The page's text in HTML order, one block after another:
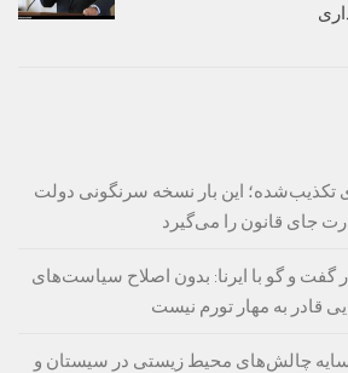
تکذیب‌شده؛ این بار نسخه سرنگونی دولت
جای قانون را می‌گیرد
گفت و گو با ایرنا: بدون اصلاح سیاست‌های
قادر به مهار تورم نیست
چالش‌های محیط زیستی در سیستان و